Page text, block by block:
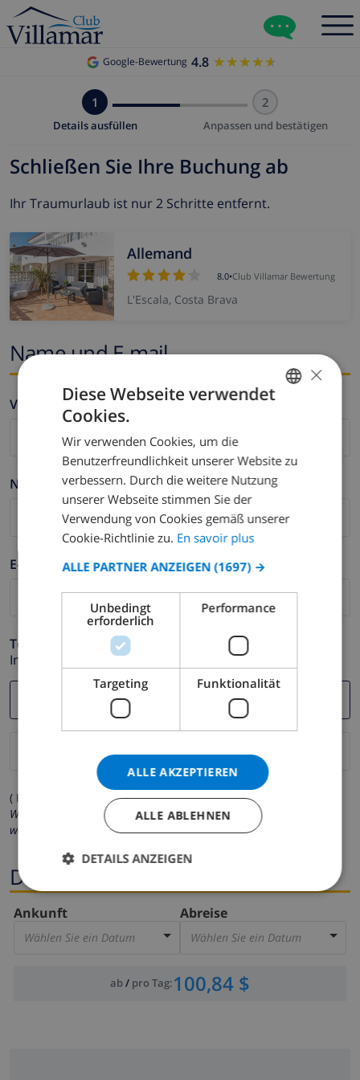
Google-Bewertung 4.8 ★★★★★
★★★★★
1
Details ausfüllen
2
Anpassen und bestätigen
Schließen Sie Ihre Buchung ab
Ihr Traumurlaub ist nur 2 Schritte entfernt.
Allemand
8.0•Club Villamar Bewertung
L'Escala, Costa Brava
Name und E-mail
Vorname *
Nachname *
E-mail *
Telefonnummer *
Im Fall Ihre E-mail Adresse nicht korrekt funktioniert.
( Felder mit Sternchen (*) müssen ausgefüllt werden )
Wir respektieren Ihre Privatsphäre. Ihre persönlichen Daten
werden zu keiner Zeit an Dritte weitergegeben.
Dates
Ankunft
Wählen Sie ein Datum
Abreise
Wählen Sie ein Datum
ab/ pro Tag:100,84 $
DUTCH
SPANISH
GERMAN
DANISH
NORWEGIAN
×
Diese Webseite verwendet
Cookies.
Wir verwenden Cookies, um die
Benutzerfreundlichkeit unserer Website zu
verbessern. Durch die weitere Nutzung
unserer Webseite stimmen Sie der
Verwendung von Cookies gemäß unserer
Cookie-Richtlinie zu. En savoir plus
ALLE PARTNER ANZEIGEN (1697) →
Unbedingt
erforderlich
Performance
Targeting Funktionalität
ALLE AKZEPTIEREN
ALLE ABLEHNEN
DETAILS ANZEIGEN